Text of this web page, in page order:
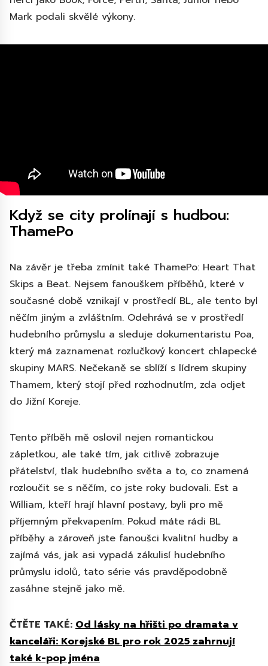
Mark podali skvělé výkony.
Když se city prolínají s hudbou:
ThamePo
Na závěr je třeba zmínit také ThamePo: Heart That
Skips a Beat. Nejsem fanouškem příběhů, které v
současné době vznikají v prostředí BL, ale tento byl
něčím jiným a zvláštním. Odehrává se v prostředí
hudebního průmyslu a sleduje dokumentaristu Poa,
který má zaznamenat rozlučkový koncert chlapecké
skupiny MARS. Nečekaně se sblíží s lídrem skupiny
Thamem, který stojí před rozhodnutím, zda odjet
do Jižní Koreje.
Tento příběh mě oslovil nejen romantickou
zápletkou, ale také tím, jak citlivě zobrazuje
přátelství, tlak hudebního světa a to, co znamená
rozloučit se s něčím, co jste roky budovali. Est a
William, kteří hrají hlavní postavy, byli pro mě
příjemným překvapením. Pokud máte rádi BL
příběhy a zároveň jste fanoušci kvalitní hudby a
zajímá vás, jak asi vypadá zákulisí hudebního
průmyslu idolů, tato série vás pravděpodobně
zasáhne stejně jako mě.
ČTĚTE TAKÉ: Od lásky na hřišti po dramata v
kanceláři: Korejské BL pro rok 2025 zahrnují
také k-pop jména